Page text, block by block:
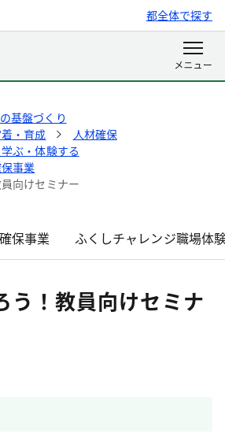
都全体で探す
基盤づくり
・育成
人材確保
ぶ・体験する
事業
向けセミナー
保事業 ふくしチャレンジ職場体
う！教員向けセミナ